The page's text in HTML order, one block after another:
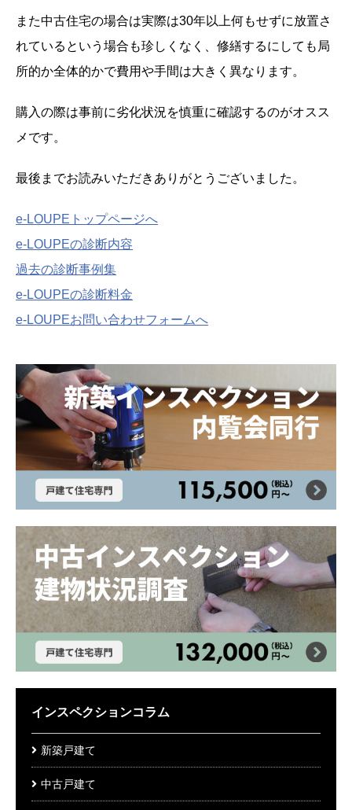
また中古住宅の場合は実際は30年以上何もせずに放置さ
れているという場合も珍しくなく、修繕するにしても局
所的か全体的かで費用や手間は大きく異なります。
購入の際は事前に劣化状況を慎重に確認するのがオスス
メです。
最後までお読みいただきありがとうございました。
e-LOUPEトップページへ
e-LOUPEの診断内容
過去の診断事例集
e-LOUPEの診断料金
e-LOUPEお問い合わせフォームへ
インスペクションコラム
新築戸建て
中古戸建て